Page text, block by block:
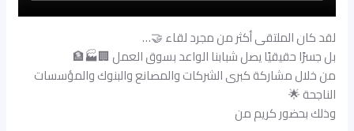
لقد كان الملتقى أكثر من مجرد لقاء 🤝…
بل جسرًا حقيقيًا يصل شبابنا الواعد بسوق العمل 🏢🏭🏦
من خلال مشاركة كبرى الشركات والمصانع والبنوك والمؤسسات
الناجحة 🌟
وذلك بحضور كريم من